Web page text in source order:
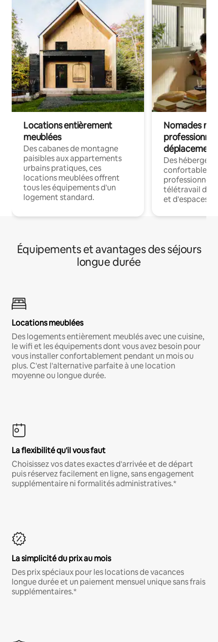
Locations entièrement
meublées
Des cabanes de montagne
paisibles aux appartements
urbains pratiques, ces
locations meublées offrent
tous les équipements d'un
logement standard.
Nomades
déplacement
Des
confortables
professionnels
télétravail
et d'espaces
Équipements et avantages des séjours
longue durée
Locations meublées
Des logements entièrement meublés avec une cuisine,
le wifi et les équipements dont vous avez besoin pour
vous installer confortablement pendant un mois ou
plus. C'est l'alternative parfaite à une location
moyenne ou longue durée.
La flexibilité qu'il vous faut
Choisissez vos dates exactes d'arrivée et de départ
puis réservez facilement en ligne, sans engagement
supplémentaire ni formalités administratives.*
La simplicité du prix au mois
Des prix spéciaux pour les locations de vacances
longue durée et un paiement mensuel unique sans frais
supplémentaires.*